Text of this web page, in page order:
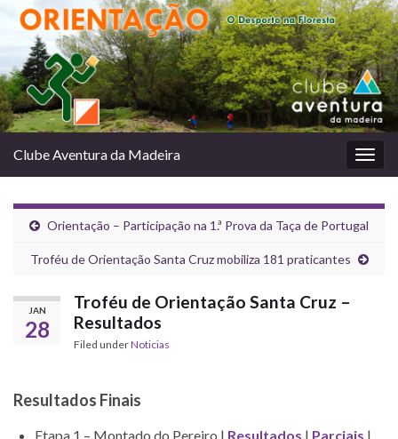
Clube Aventura da Madeira
Orientação – Participação na 1.ª Prova da Taça de Portugal
Troféu de Orientação Santa Cruz mobiliza 181 praticantes
JAN
28
Troféu de Orientação Santa Cruz –
Resultados
Filed underNoticias
Resultados Finais
Etapa 1 – Montado do Pereiro | Resultados | Parciais |